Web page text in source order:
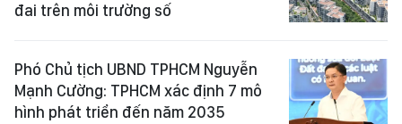
đai trên môi trường số
Phó Chủ tịch UBND TPHCM Nguyễn
Mạnh Cường: TPHCM xác định 7 mô
hình phát triển đến năm 2035